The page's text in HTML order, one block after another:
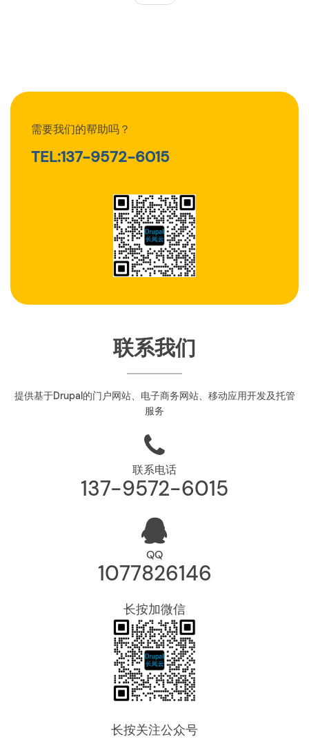
page
需要我们的帮助吗？
TEL:137-9572-6015
联系我们
提供基于Drupal的门户网站、电子商务网站、移动应用开发及托管
服务
联系电话
137-9572-6015
QQ
1077826146
长按加微信
长按关注公众号